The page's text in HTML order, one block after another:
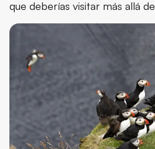
que deberías visitar más allá